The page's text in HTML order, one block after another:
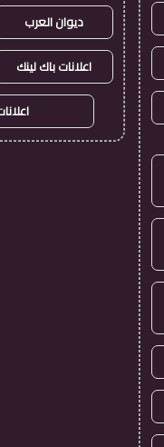
ديوان العرب
اعلانات باك لينك